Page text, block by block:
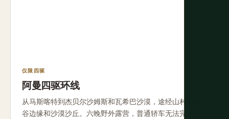
仅限四驱
阿曼四驱环线
从马斯喀特到杰贝尔沙姆斯和瓦希巴沙漠，途经山村、峡
谷边缘和沙漠沙丘。六晚野外露营，普通轿车无法完成。